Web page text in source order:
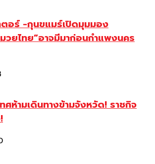
ตอร์ -กุนขแมร์เปิดมุมมอง
วยไทย”อาจมีมาก่อนกำแพงนคร
ศห้ามเดินทางข้ามจังหวัด! ราชกิจ